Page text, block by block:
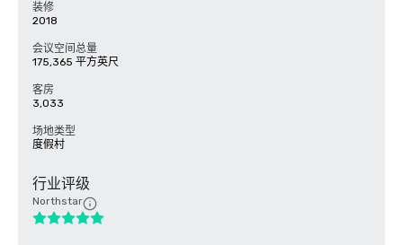
装修
2018
会议空间总量
175,365 平方英尺
客房
3,033
场地类型
度假村
行业评级
Northstar